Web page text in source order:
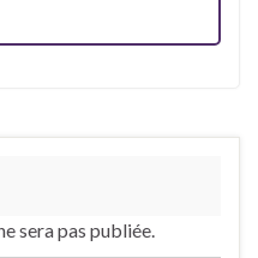
sera pas publiée.